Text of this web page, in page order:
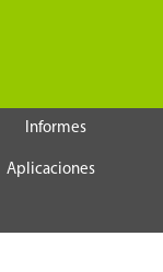
Informes
Aplicaciones